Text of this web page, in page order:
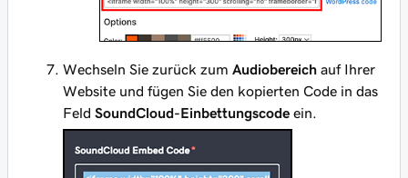
Wechseln Sie zurück zum Audiobereich auf Ihrer
Website und fügen Sie den kopierten Code in das
Feld SoundCloud-Einbettungscode ein.